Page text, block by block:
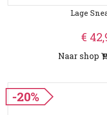
Lage
€
Naar shop
-20%